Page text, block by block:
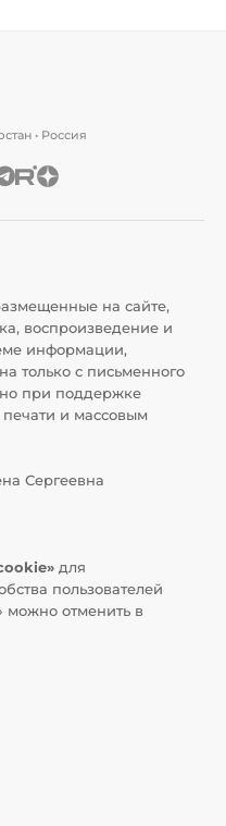
• Россия
на сайте,
воспроизведение и
информации,
только с письменного
при поддержке
печати и массовым
Сергеевна
для
пользователей
можно отменить в